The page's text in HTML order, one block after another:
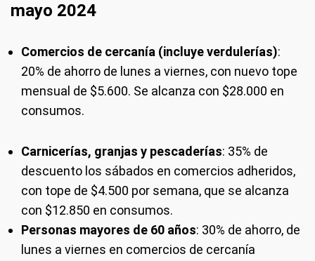
mayo 2024
Comercios de cercanía (incluye verdulerías):
20% de ahorro de lunes a viernes, con nuevo tope
mensual de $5.600. Se alcanza con $28.000 en
consumos.
Carnicerías, granjas y pescaderías: 35% de
descuento los sábados en comercios adheridos,
con tope de $4.500 por semana, que se alcanza
con $12.850 en consumos.
Personas mayores de 60 años: 30% de ahorro, de
lunes a viernes en comercios de cercanía